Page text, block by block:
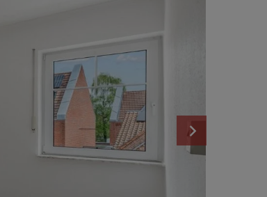
Um fortfahren zu können,müssen Sie eine Cookie-Auswahl treffen.
erhalten Sie eine Erläuterung der verschiedenen Optionen und ihrer
Alles zulassen:
Jedes Cookie wie z.B. Tracking- und Analytische-Cookies sowie
Inhalte.
Auswahl erlauben:
Es werden nur Drittanbieter-Inhalte oder die Cookie-Arten zugelassen
den Checkboxen angehakt haben.
Nur notwendiges zulassen: